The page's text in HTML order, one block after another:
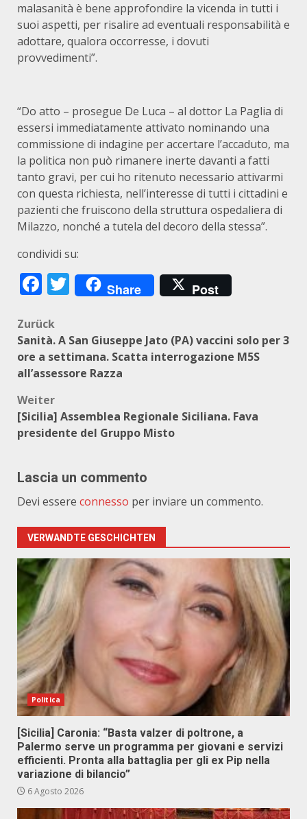
malasanità è bene approfondire la vicenda in tutti i
suoi aspetti, per risalire ad eventuali responsabilità e
adottare, qualora occorresse, i dovuti
provvedimenti”.
“Do atto – prosegue De Luca – al dottor La Paglia di
essersi immediatamente attivato nominando una
commissione di indagine per accertare l’accaduto, ma
la politica non può rimanere inerte davanti a fatti
tanto gravi, per cui ho ritenuto necessario attivarmi
con questa richiesta, nell’interesse di tutti i cittadini e
pazienti che fruiscono della struttura ospedaliera di
Milazzo, nonché a tutela del decoro della stessa”.
condividi su:
Facebook
Twitter
Share Post
Beitragsnavigation
Zurück
Sanità. A San Giuseppe Jato (PA) vaccini solo per 3
ore a settimana. Scatta interrogazione M5S
all’assessore Razza
Weiter
[Sicilia] Assemblea Regionale Siciliana. Fava
presidente del Gruppo Misto
Lascia un commento
Devi essere connesso per inviare un commento.
VERWANDTE GESCHICHTEN
Politica
[Sicilia] Caronia: “Basta valzer di poltrone, a
Palermo serve un programma per giovani e servizi
efficienti. Pronta alla battaglia per gli ex Pip nella
variazione di bilancio”
6 Agosto 2026